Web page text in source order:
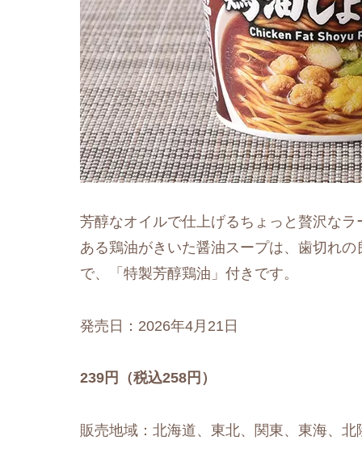
芳醇なオイルで仕上げるちょっと贅沢な
ある鶏油がきいた醤油スープは、歯切れ
で、「特製芳醇鶏油」付きです。
発売日：2026年4月21日
239円（税込258円）
販売地域：北海道、東北、関東、東海、